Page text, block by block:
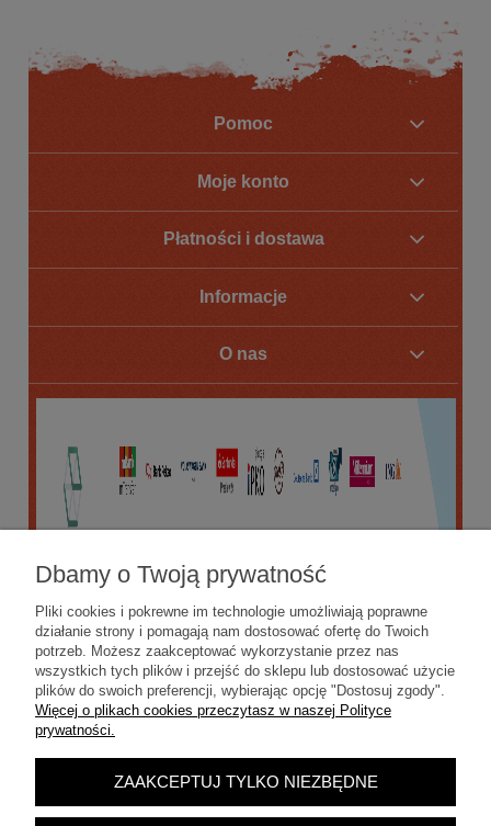
Pomoc
Moje konto
Płatności i dostawa
Informacje
O nas
POKAŻ PEŁNĄ WERSJĘ STRONY
Sklep internetowy Shoper.pl
Dbamy o Twoją prywatność
Pliki cookies i pokrewne im technologie umożliwiają poprawne
działanie strony i pomagają nam dostosować ofertę do Twoich
potrzeb. Możesz zaakceptować wykorzystanie przez nas
wszystkich tych plików i przejść do sklepu lub dostosować użycie
plików do swoich preferencji, wybierając opcję "Dostosuj zgody".
Więcej o plikach cookies przeczytasz w naszej Polityce
prywatności.
ZAAKCEPTUJ TYLKO NIEZBĘDNE